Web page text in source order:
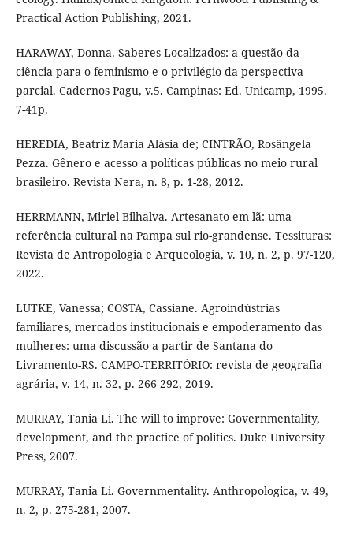
Practical Action Publishing, 2021.
HARAWAY, Donna. Saberes Localizados: a questão da
ciência para o feminismo e o privilégio da perspectiva
parcial. Cadernos Pagu, v.5. Campinas: Ed. Unicamp, 1995.
7-41p.
HEREDIA, Beatriz Maria Alásia de; CINTRÃO, Rosângela
Pezza. Gênero e acesso a políticas públicas no meio rural
brasileiro. Revista Nera, n. 8, p. 1-28, 2012.
HERRMANN, Miriel Bilhalva. Artesanato em lã: uma
referência cultural na Pampa sul rio-grandense. Tessituras:
Revista de Antropologia e Arqueologia, v. 10, n. 2, p. 97-120,
2022.
LUTKE, Vanessa; COSTA, Cassiane. Agroindústrias
familiares, mercados institucionais e empoderamento das
mulheres: uma discussão a partir de Santana do
Livramento-RS. CAMPO-TERRITÓRIO: revista de geografia
agrária, v. 14, n. 32, p. 266-292, 2019.
MURRAY, Tania Li. The will to improve: Governmentality,
development, and the practice of politics. Duke University
Press, 2007.
MURRAY, Tania Li. Governmentality. Anthropologica, v. 49,
n. 2, p. 275-281, 2007.